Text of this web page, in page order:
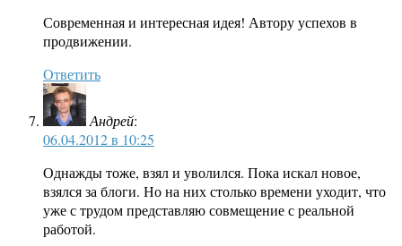
Современная и интересная идея! Автору успехов в
продвижении.
Ответить
Андрей:
06.04.2012 в 10:25
Однажды тоже, взял и уволился. Пока искал новое,
взялся за блоги. Но на них столько времени уходит, что
уже с трудом представляю совмещение с реальной
работой.